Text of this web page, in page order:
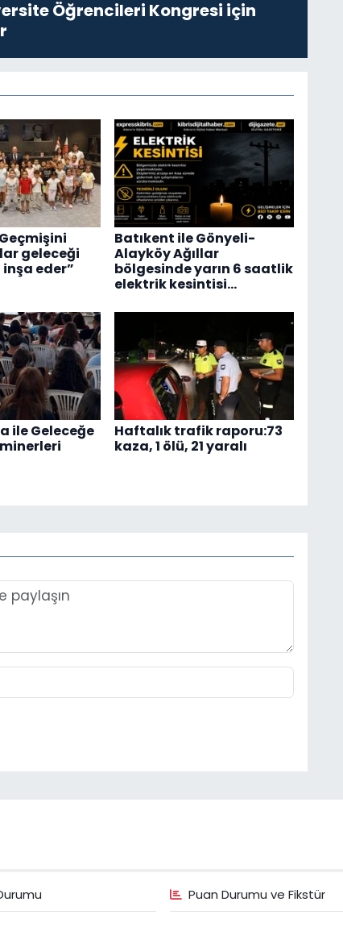
Öğrencileri Kongresi için
geleceği
eder”
Batıkent ile Gönyeli-
Alayköy Ağıllar
bölgesinde yarın 6 saatlik
elektrik kesintisi…
ile Geleceğe
Haftalık trafik raporu:73
kaza, 1 ölü, 21 yaralı
Puan Durumu ve Fikstür